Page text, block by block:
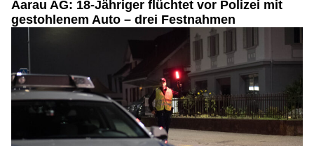
Aarau AG: 18-Jähriger flüchtet vor Polizei mit
gestohlenem Auto – drei Festnahmen